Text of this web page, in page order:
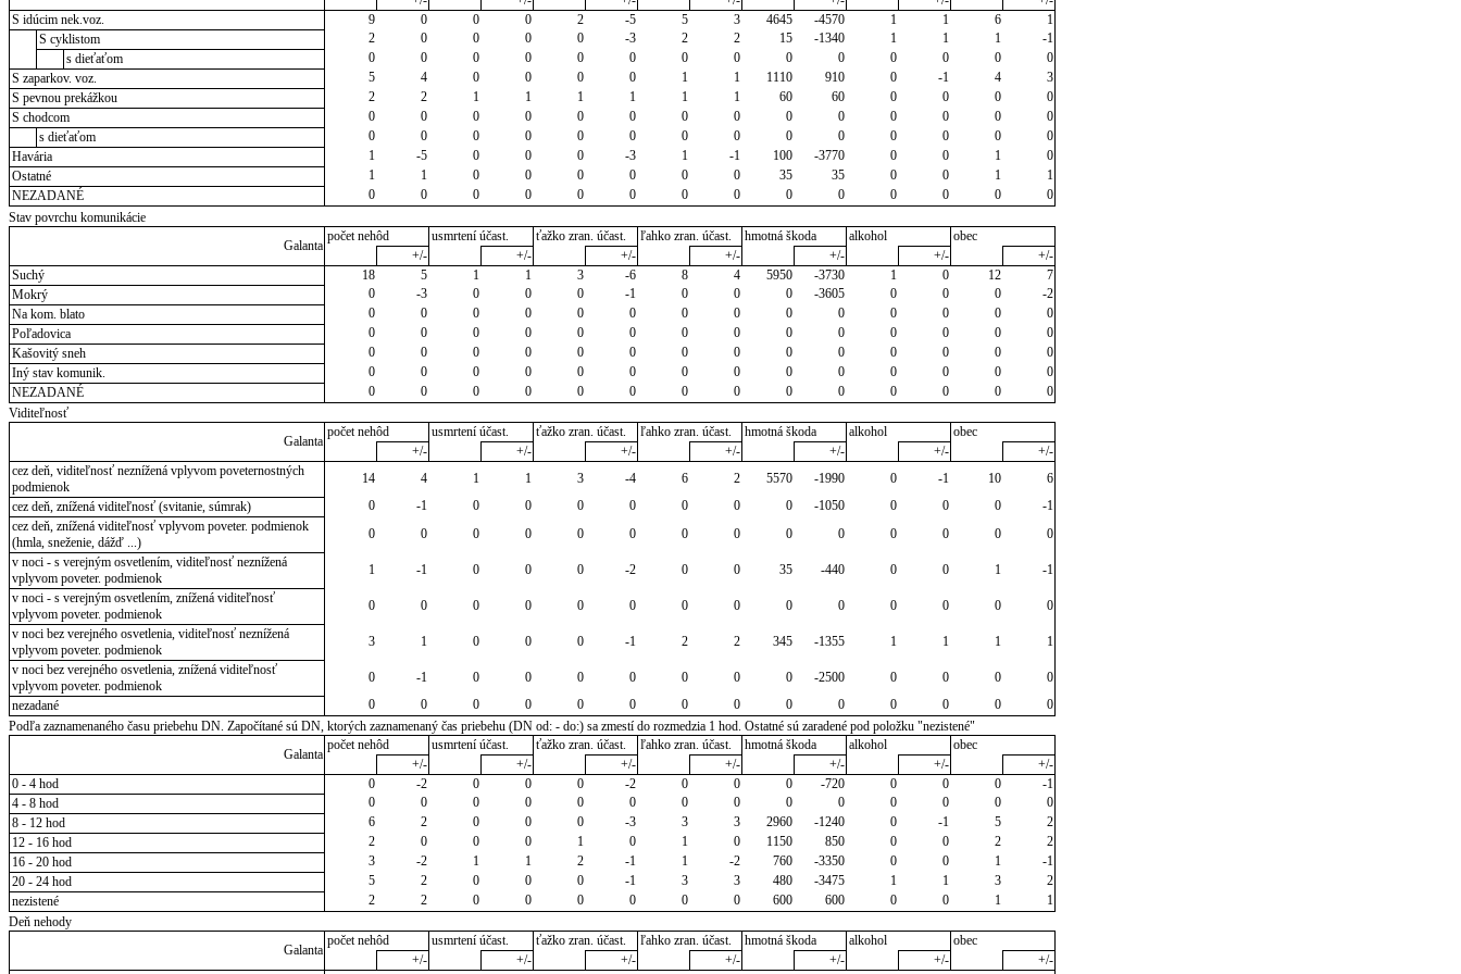
S idúcim nek.voz.
9 0 0 0 2 -5 5 3 4645 -4570 1 1 6
1
S cyklistom
2 0 0 0 0 -3 2 2 15 -1340 1 1 1
-1
s dieťaťom
0 0 0 0 0 0 0 0 0 0 0 0 0
0
S zaparkov. voz.
5 4 0 0 0 0 1 1 1110 910 0 -1 4
3
S pevnou prekážkou
2 2 1 1 1 1 1 1 60 60 0 0 0
0
S chodcom
0 0 0 0 0 0 0 0 0 0 0 0 0
0
s dieťaťom
0 0 0 0 0 0 0 0 0 0 0 0 0
0
Havária
1 -5 0 0 0 -3 1 -1 100 -3770 0 0 1
0
Ostatné
1 1 0 0 0 0 0 0 35 35 0 0 1
1
NEZADANÉ
0 0 0 0 0 0 0 0 0 0 0 0 0
0
Stav povrchu komunikácie
Galanta
počet nehôd usmrtení účast. ťažko zran. účast. ľahko zran. účast. hmotná škoda alkohol
obec
+/-
+/- +/- +/- +/- +/-
+/-
Suchý
18 5 1 1 3 -6 8 4 5950 -3730 1 0 12
7
Mokrý
0 -3 0 0 0 -1 0 0 0 -3605 0 0 0
-2
Na kom. blato
0 0 0 0 0 0 0 0 0 0 0 0 0
0
Poľadovica
0 0 0 0 0 0 0 0 0 0 0 0 0
0
Kašovitý sneh
0 0 0 0 0 0 0 0 0 0 0 0 0
0
Iný stav komunik.
0 0 0 0 0 0 0 0 0 0 0 0 0
0
NEZADANÉ
0 0 0 0 0 0 0 0 0 0 0 0 0
0
Viditeľnosť
Galanta
počet nehôd usmrtení účast. ťažko zran. účast. ľahko zran. účast. hmotná škoda alkohol
obec
+/-
+/- +/- +/- +/- +/-
+/-
cez deň, viditeľnosť neznížená vplyvom poveternostných
podmienok
14 4 1 1 3 -4 6 2 5570 -1990 0 -1 10
6
cez deň, znížená viditeľnosť (svitanie, súmrak)
0 -1 0 0 0 0 0 0 0 -1050 0 0 0
-1
cez deň, znížená viditeľnosť vplyvom poveter. podmienok
(hmla, sneženie, dážď ...)
0 0 0 0 0 0 0 0 0 0 0 0 0
0
v noci - s verejným osvetlením, viditeľnosť neznížená
vplyvom poveter. podmienok
1 -1 0 0 0 -2 0 0 35 -440 0 0 1
-1
v noci - s verejným osvetlením, znížená viditeľnosť
vplyvom poveter. podmienok
0 0 0 0 0 0 0 0 0 0 0 0 0
0
v noci bez verejného osvetlenia, viditeľnosť neznížená
vplyvom poveter. podmienok
3 1 0 0 0 -1 2 2 345 -1355 1 1 1
1
v noci bez verejného osvetlenia, znížená viditeľnosť
vplyvom poveter. podmienok
0 -1 0 0 0 0 0 0 0 -2500 0 0 0
0
nezadané
0 0 0 0 0 0 0 0 0 0 0 0 0
0
Podľa zaznamenaného času priebehu DN. Započítané sú DN, ktorých zaznamenaný čas priebehu (DN od: - do:) sa zmestí do rozmedzia 1 hod. Ostatné sú zaradené pod položku "nezistené"
Galanta
počet nehôd usmrtení účast. ťažko zran. účast. ľahko zran. účast. hmotná škoda alkohol
obec
+/-
+/- +/- +/- +/- +/-
+/-
0 - 4 hod
0 -2 0 0 0 -2 0 0 0 -720 0 0 0
-1
4 - 8 hod
0 0 0 0 0 0 0 0 0 0 0 0 0
0
8 - 12 hod
6 2 0 0 0 -3 3 3 2960 -1240 0 -1 5
2
12 - 16 hod
2 0 0 0 1 0 1 0 1150 850 0 0 2
2
16 - 20 hod
3 -2 1 1 2 -1 1 -2 760 -3350 0 0 1
-1
20 - 24 hod
5 2 0 0 0 -1 3 3 480 -3475 1 1 3
2
nezistené
2 2 0 0 0 0 0 0 600 600 0 0 1
1
Deň nehody
Galanta
počet nehôd usmrtení účast. ťažko zran. účast. ľahko zran. účast. hmotná škoda alkohol
obec
+/-
+/- +/- +/- +/- +/-
+/-